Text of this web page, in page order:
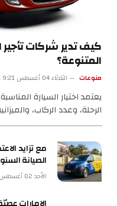
كيف تدير شركات تأجير
المتنوعة؟
منوعات الثلاثاء 04 أغسطس 9:21 م
يعتمد اختيار السيارة
الرحلة، وعدد الركاب،
مع تزايد
الصيانة
الأحد 02 أغسطس 7:08 م